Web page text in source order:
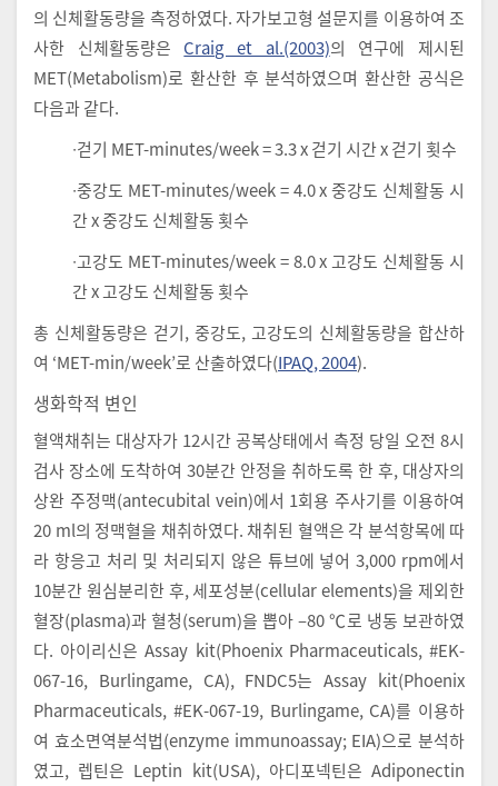
의 신체활동량을 측정하였다. 자가보고형 설문지를 이용하여 조
사한 신체활동량은 Craig et al.(2003)의 연구에 제시된
MET(Metabolism)로 환산한 후 분석하였으며 환산한 공식은
다음과 같다.
∙걷기 MET-minutes/week = 3.3 x 걷기 시간 x 걷기 횟수
∙중강도 MET-minutes/week = 4.0 x 중강도 신체활동 시
간 x 중강도 신체활동 횟수
∙고강도 MET-minutes/week = 8.0 x 고강도 신체활동 시
간 x 고강도 신체활동 횟수
총 신체활동량은 걷기, 중강도, 고강도의 신체활동량을 합산하
여 ‘MET-min/week’로 산출하였다(IPAQ, 2004).
생화학적 변인
혈액채취는 대상자가 12시간 공복상태에서 측정 당일 오전 8시
검사 장소에 도착하여 30분간 안정을 취하도록 한 후, 대상자의
상완 주정맥(antecubital vein)에서 1회용 주사기를 이용하여
20 ml의 정맥혈을 채취하였다. 채취된 혈액은 각 분석항목에 따
라 항응고 처리 및 처리되지 않은 튜브에 넣어 3,000 rpm에서
10분간 원심분리한 후, 세포성분(cellular elements)을 제외한
혈장(plasma)과 혈청(serum)을 뽑아 –80 ℃로 냉동 보관하였
다. 아이리신은 Assay kit(Phoenix Pharmaceuticals, #EK-
067-16, Burlingame, CA), FNDC5는 Assay kit(Phoenix
Pharmaceuticals, #EK-067-19, Burlingame, CA)를 이용하
여 효소면역분석법(enzyme immunoassay; EIA)으로 분석하
였고, 렙틴은 Leptin kit(USA), 아디포넥틴은 Adiponectin